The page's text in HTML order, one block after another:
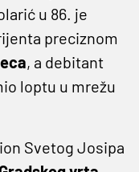
u 86. je
preciznom
, a debitant
loptu u mrežu
Svetog Josipa